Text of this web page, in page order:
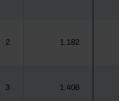
2 1.182
3 1.406